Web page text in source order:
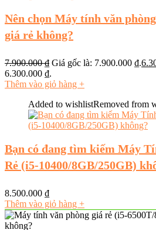
Nên chọn Máy tính văn
giá rẻ không?
7.900.000₫ Giá gốc là: 7.900.000 ₫.
6.300.000 ₫.
Thêm vào giỏ hàng +
Added to wishlistRemoved from
Bạn có đang tìm kiếm Máy
Rẻ (i5-10400/8GB/250GB)
8.500.000 ₫
Thêm vào giỏ hàng +